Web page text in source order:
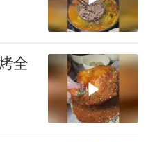
全